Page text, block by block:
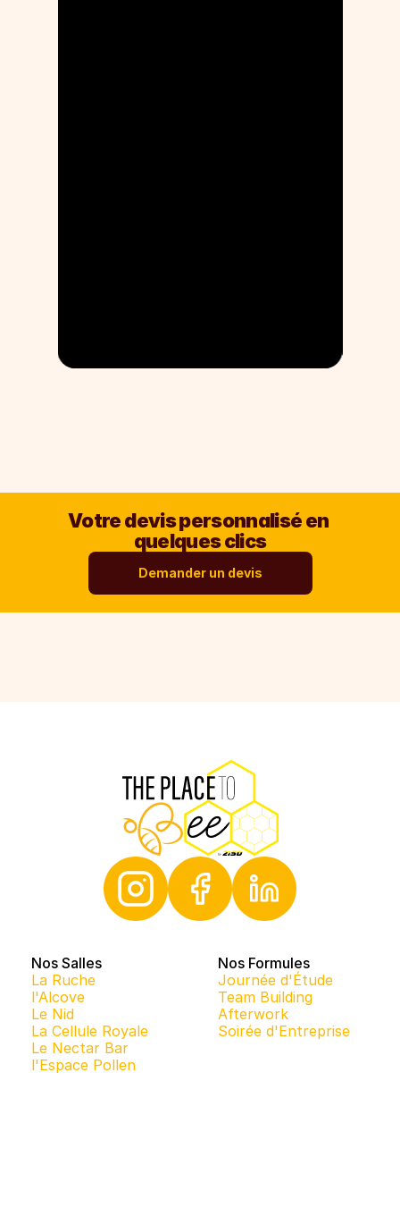
Votre devis personnalisé en
quelques clics
Demander un devis
Nos Salles
La Ruche
l'Alcove
Le Nid
La Cellule Royale
Le Nectar Bar
l'Espace Pollen
Nos Formules
Journée d'Étude
Team Building
Afterwork
Soirée d'Entreprise